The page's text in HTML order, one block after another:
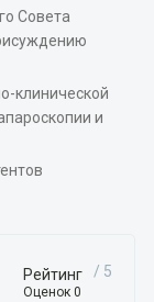
Совета
клинической
и
Рейтинг / 5
Оценок 0